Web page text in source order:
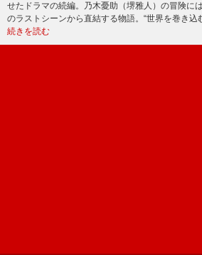
せたドラマの続編。乃木憂助（堺雅人）の冒険に
のラストシーンから直結する物語。“世界を巻き
続きを読む